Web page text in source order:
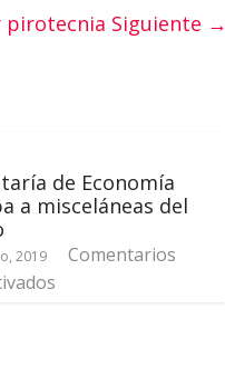
pirotecnia Siguiente →
de Economía
a misceláneas del
2019
Comentarios